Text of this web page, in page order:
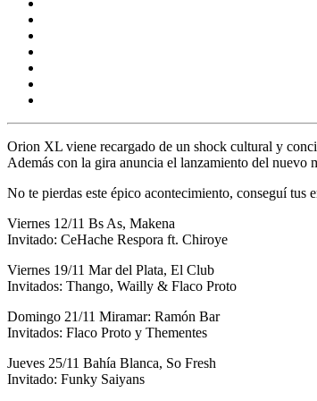
Orion XL viene recargado de un shock cultural y
Además con la gira anuncia el lanzamiento del nuevo
No te pierdas este épico acontecimiento, conseguí tus
Viernes 12/11 Bs As, Makena
Invitado: CeHache Respora ft. Chiroye
Viernes 19/11 Mar del Plata, El Club
Invitados: Thango, Wailly & Flaco Proto
Domingo 21/11 Miramar: Ramón Bar
Invitados: Flaco Proto y Thementes
Jueves 25/11 Bahía Blanca, So Fresh
Invitado: Funky Saiyans